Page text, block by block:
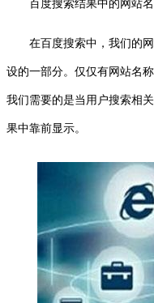
百度搜索结果中的网站
在百度搜索中，我们的
设的一部分。仅仅有网站名
我们需要的是当用户搜索相
果中靠前显示。